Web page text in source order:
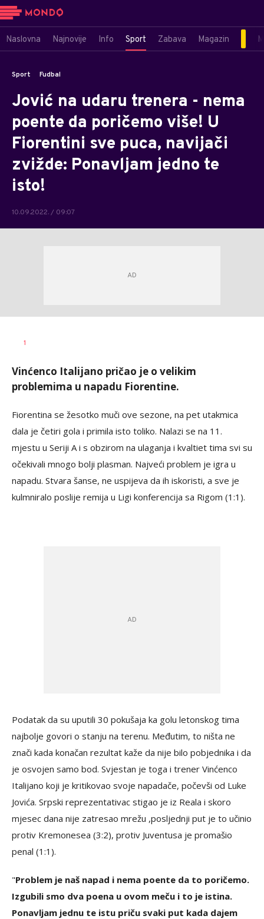
Naslovna Najnovije Info Sport Zabava Magazin
Sport Fudbal
Jović na udaru trenera - nema
poente da poričemo više! U
Fiorentini sve puca, navijači
zvižde: Ponavljam jedno te
isto!
10.09.2022. / 09:07
AUTOR
1
Vinćenco Italijano pričao je o velikim
problemima u napadu Fiorentine.
Fiorentina se žesotko muči ove sezone, na pet utakmica
dala je četiri gola i primila isto toliko. Nalazi se na 11.
mjestu u Seriji A i s obzirom na ulaganja i kvaltiet tima svi su
očekivali mnogo bolji plasman. Najveći problem je igra u
napadu. Stvara šanse, ne uspijeva da ih iskoristi, a sve je
kulmniralo poslije remija u Ligi konferencija sa Rigom (1:1).
Podatak da su uputili 30 pokušaja ka golu letonskog tima
najbolje govori o stanju na terenu. Međutim, to ništa ne
znači kada konačan rezultat kaže da nije bilo pobjednika i da
je osvojen samo bod. Svjestan je toga i trener Vinćenco
Italijano koji je kritikovao svoje napadače, počevši od Luke
Jovića. Srpski reprezentativac stigao je iz Reala i skoro
mjesec dana nije zatresao mrežu ,posljednji put je to učinio
protiv Kremonesea (3:2), protiv Juventusa je promašio
penal (1:1).
"Problem je naš napad i nema poente da to poričemo.
Izgubili smo dva poena u ovom meču i to je istina.
Ponavljam jednu te istu priču svaki put kada dajem